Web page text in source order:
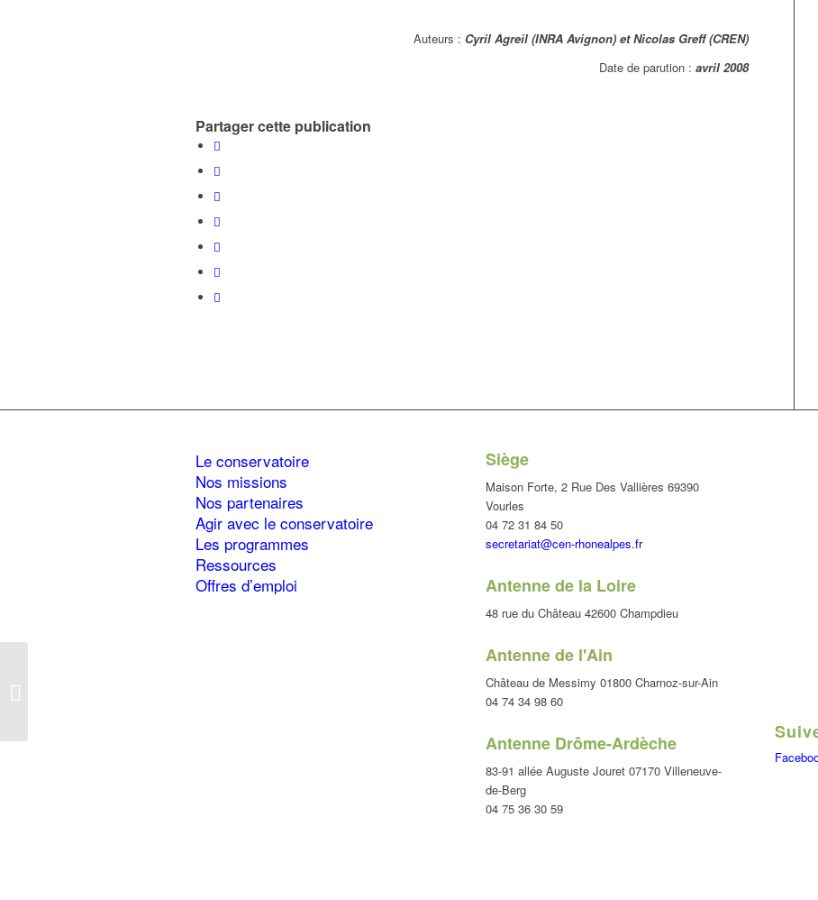
Auteurs : Cyril Agreil (INRA Avignon) et Nicolas Greff (CREN)
Date de parution : avril 2008
Partager cette publication
Le conservatoire
Nos missions
Nos partenaires
Agir avec le conservatoire
Les programmes
Ressources
Offres d’emploi
Siège
Maison Forte, 2 Rue Des Vallières 69390
Vourles
04 72 31 84 50
secretariat@cen-rhonealpes.fr
Antenne de la Loire
48 rue du Château 42600 Champdieu
Antenne de l'Ain
Château de Messimy 01800 Charnoz-sur-Ain
04 74 34 98 60
Antenne Drôme-Ardèche
83-91 allée Auguste Jouret 07170 Villeneuve-
de-Berg
04 75 36 30 59